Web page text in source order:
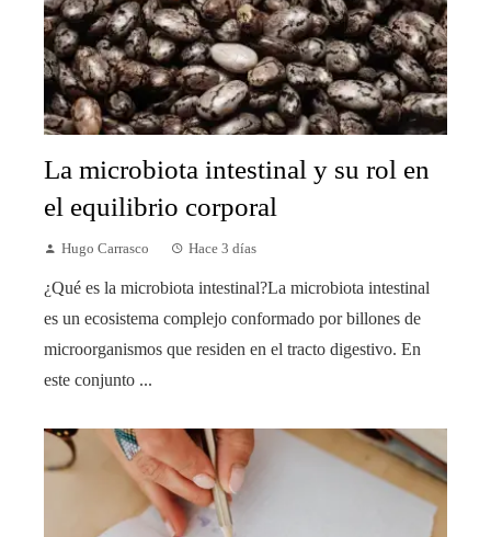
La microbiota intestinal y su rol en
el equilibrio corporal
Hugo Carrasco Hace 3 días
¿Qué es la microbiota intestinal?La microbiota intestinal
es un ecosistema complejo conformado por billones de
microorganismos que residen en el tracto digestivo. En
este conjunto ...